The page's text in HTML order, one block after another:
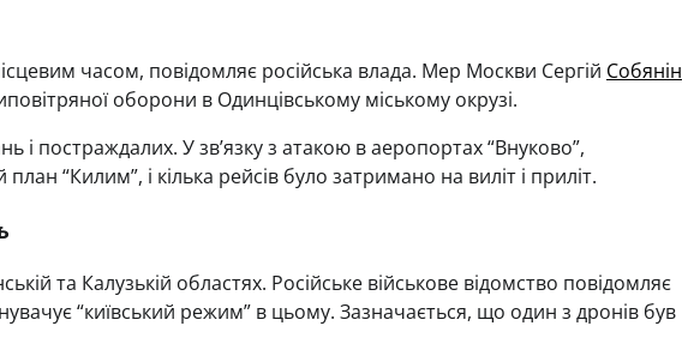
часом, повідомляє російська влада. Мер Москви Сергій Собянін
оборони в Одинцівському міському окрузі.
і постраждалих. У зв’язку з атакою в аеропортах “Внуково”,
“Килим”, і кілька рейсів було затримано на виліт і приліт.
та Калузькій областях. Російське військове відомство повідомляє
“київський режим” в цьому. Зазначається, що один з дронів був